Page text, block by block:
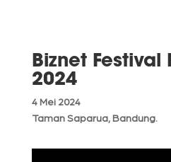
Biznet Festival
2024
4 Mei 2024
Taman Saparua, Bandung.